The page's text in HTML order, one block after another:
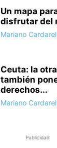
Un mapa
disfrutar del
Mariano
Ceuta: la
también
derechos...
Mariano
Publicidad